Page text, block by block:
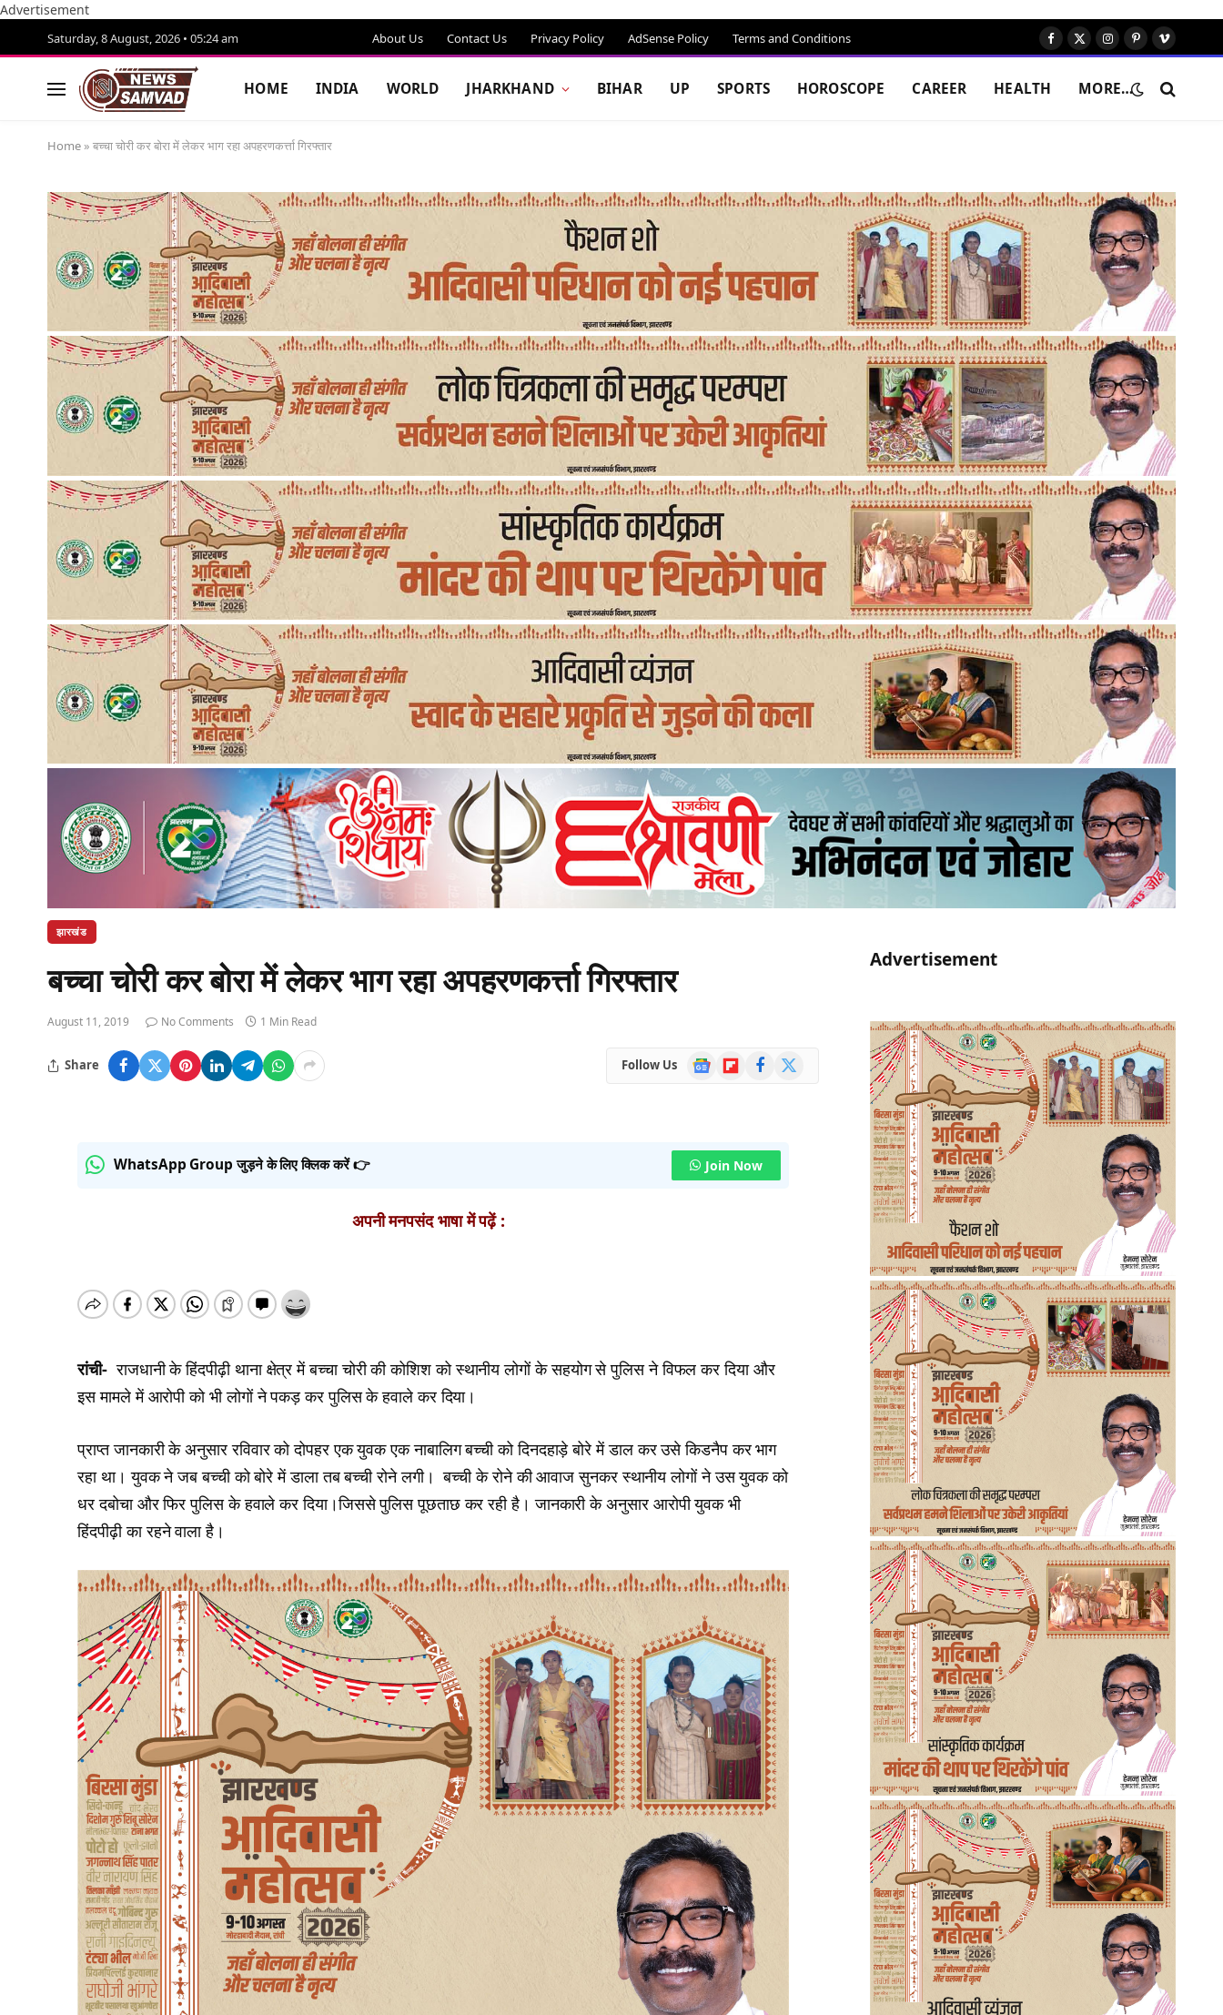
Advertisement
Saturday, 8 August, 2026 • 05:24 am About Us Contact Us Privacy Policy AdSense Policy Terms and Conditions Facebook
X
Instagram
Pinterest
Vimeo
HOME INDIA WORLD JHARKHAND BIHAR UP SPORTS HOROSCOPE CAREER HEALTH MORE…
Home » बच्चा चोरी कर बोरा में लेकर भाग रहा अपहरणकर्त्ता गिरफ्तार
झारखंड
बच्चा चोरी कर बोरा में लेकर भाग रहा अपहरणकर्त्ता गिरफ्तार
August 11, 2019 No Comments 1 Min Read
Share Follow Us
Google
News
FlipboardFacebook
WhatsApp Group जुड़ने के लिए क्लिक करें 👉 Join Now
अपनी मनपसंद भाषा में पढ़ें :
रांची- राजधानी के हिंदपीढ़ी थाना क्षेत्र में बच्चा चोरी की कोशिश को स्थानीय लोगों के सहयोग से पुलिस ने विफल कर दिया और
इस मामले में आरोपी को भी लोगों ने पकड़ कर पुलिस के हवाले कर दिया।
प्राप्त जानकारी के अनुसार रविवार को दोपहर एक युवक एक नाबालिग बच्ची को दिनदहाड़े बोरे में डाल कर उसे किडनैप कर भाग
रहा था। युवक ने जब बच्ची को बोरे में डाला तब बच्ची रोने लगी। बच्ची के रोने की आवाज सुनकर स्थानीय लोगों ने उस युवक को
धर दबोचा और फिर पुलिस के हवाले कर दिया।जिससे पुलिस पूछताछ कर रही है। जानकारी के अनुसार आरोपी युवक भी
हिंदपीढ़ी का रहने वाला है।
Advertisement